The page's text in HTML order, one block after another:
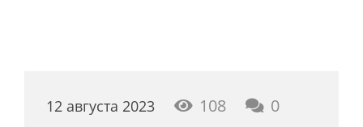
12 августа 2023 108 0